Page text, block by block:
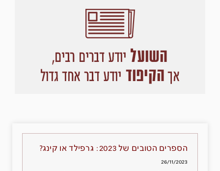
הספרים הטובים של 2023: גרפילד או קינג?
26/11/2023